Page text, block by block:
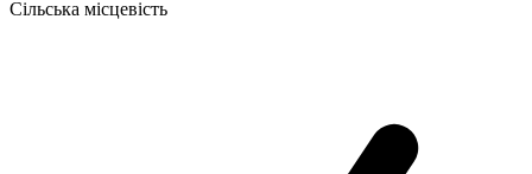
Сільська місцевість